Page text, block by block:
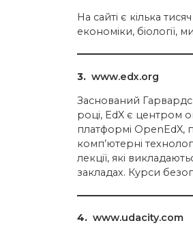
На сайті є кілька
економіки, біології,
3. www.edx.org
Заснований
році, EdX є центром
платформі OpenEdX,
комп’ютерні
лекції, які
закладах. Курси
4. www.udacity.com